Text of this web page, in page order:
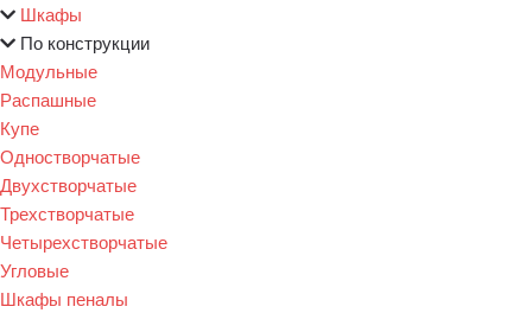
Шкафы
По конструкции
Модульные
Распашные
Купе
Одностворчатые
Двухстворчатые
Трехстворчатые
Четырехстворчатые
Угловые
Шкафы пеналы